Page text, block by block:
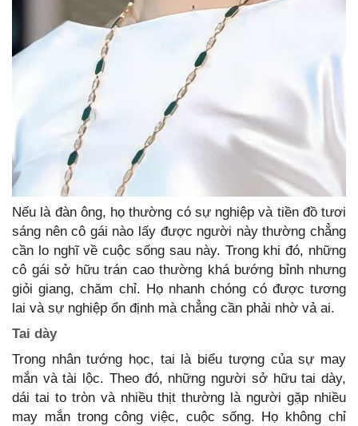
Nếu là đàn ông, họ thường có sự nghiệp và tiền đồ tươi
sáng nên cô gái nào lấy được người này thường chẳng
cần lo nghĩ về cuộc sống sau này. Trong khi đó, những
cô gái sở hữu trán cao thường khá bướng bỉnh nhưng
giỏi giang, chăm chỉ. Họ nhanh chóng có được tương
lai và sự nghiệp ổn định mà chẳng cần phải nhờ vả ai.
Tai dày
Trong nhân tướng học, tai là biểu tượng của sự may
mắn và tài lộc. Theo đó, những người sở hữu tai dày,
dái tai to tròn và nhiều thịt thường là người gặp nhiều
may mắn trong công việc, cuộc sống. Họ không chỉ